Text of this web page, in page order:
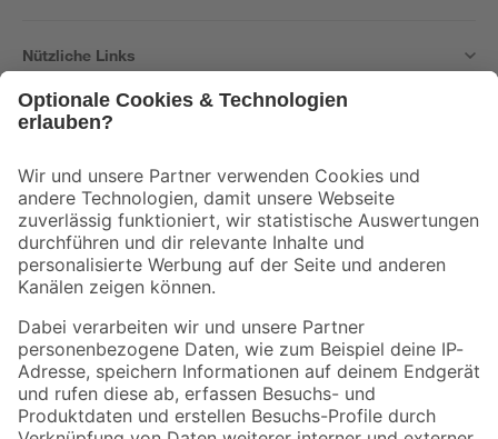
Nützliche Links
Der toom Newsletter: Keine Angebote und Aktionen mehr verpassen!
Zur Newsletter Anmeldung
Folge uns
Zahlungsarten Versandarten